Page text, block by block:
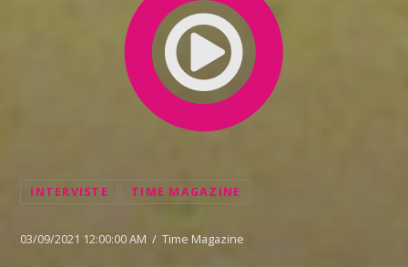
INTERVISTE TIME MAGAZINE
03/09/2021 12:00:00 AM / Time Magazine